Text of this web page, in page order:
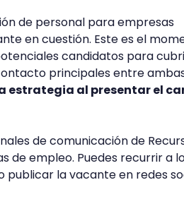
de personal para empresas
en cuestión. Este es el
candidatos para
principales entre
estrategia al presentar el
de comunicación de
de empleo. Puedes recurrir a
la vacante en redes